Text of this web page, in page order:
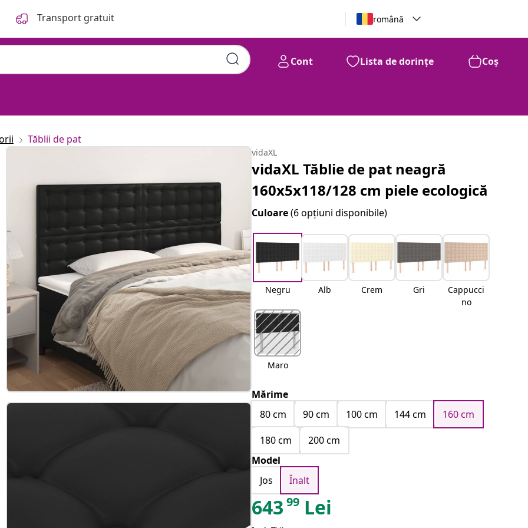
Transport gratuit română
Cont Lista de dorințe Coș
Tăblii de pat
vidaXL
vidaXL Tăblie de pat neagră
160x5x118/128 cm piele ecologică
Culoare(6 opțiuni disponibile)
Negru Alb Crem Gri
Cappucci
no
Maro
Mărime
80 cm
90 cm 100 cm 144 cm
160 cm
180 cm
200 cm
Model
Jos
Înalt
643 99 Lei